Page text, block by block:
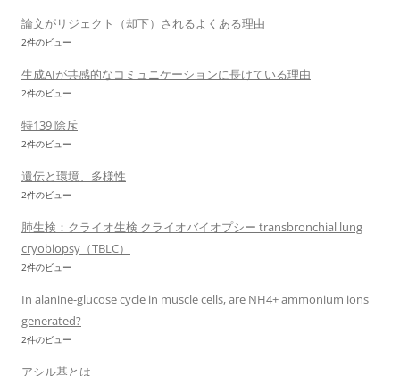
論文がリジェクト（却下）されるよくある理由
2件のビュー
生成AIが共感的なコミュニケーションに長けている理由
2件のビュー
特139 除斥
2件のビュー
遺伝と環境、多様性
2件のビュー
肺生検：クライオ生検 クライオバイオプシー transbronchial lung
cryobiopsy（TBLC）
2件のビュー
In alanine-glucose cycle in muscle cells, are NH4+ ammonium ions
generated?
2件のビュー
アシル基とは